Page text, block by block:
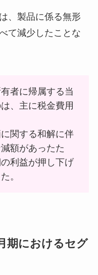
、製品に係る無形
て減少したことな
者に帰属する当
、主に税金費用
関する和解に伴
額があったた
利益が押し下げ
。
期におけるセグ